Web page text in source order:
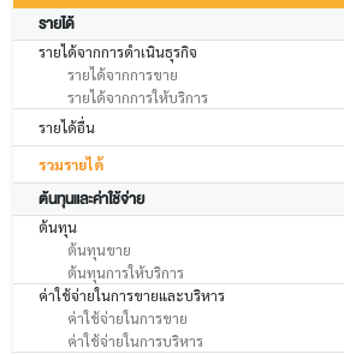
รายได้
รายได้จากการดำเนินธุรกิจ
รายได้จากการขาย
รายได้จากการให้บริการ
รายได้อื่น
รวมรายได้
ต้นทุนและค่าใช้จ่าย
ต้นทุน
ต้นทุนขาย
ต้นทุนการให้บริการ
ค่าใช้จ่ายในการขายและบริหาร
ค่าใช้จ่ายในการขาย
ค่าใช้จ่ายในการบริหาร